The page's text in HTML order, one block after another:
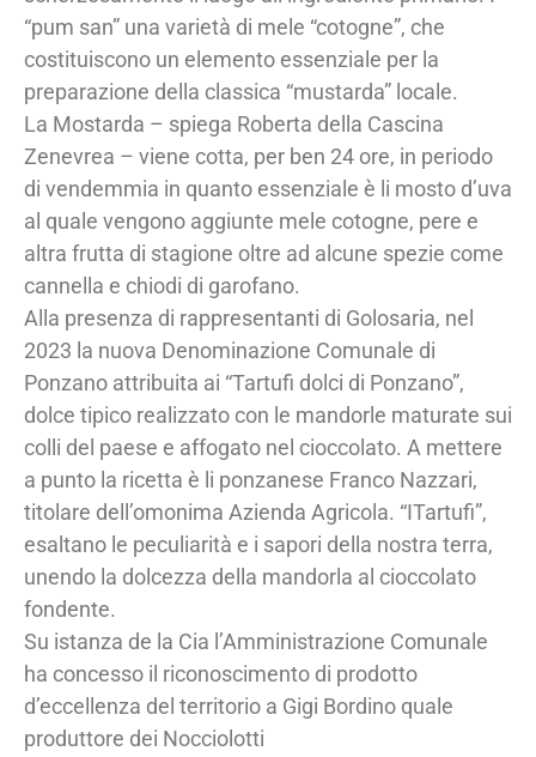
“pum san” una varietà di mele “cotogne”, che
costituiscono un elemento essenziale per la
preparazione della classica “mustarda” locale.
La Mostarda – spiega Roberta della Cascina
Zenevrea – viene cotta, per ben 24 ore, in periodo
di vendemmia in quanto essenziale è li mosto d’uva
al quale vengono aggiunte mele cotogne, pere e
altra frutta di stagione oltre ad alcune spezie come
cannella e chiodi di garofano.
Alla presenza di rappresentanti di Golosaria, nel
2023 la nuova Denominazione Comunale di
Ponzano attribuita ai “Tartufi dolci di Ponzano”,
dolce tipico realizzato con le mandorle maturate sui
colli del paese e affogato nel cioccolato. A mettere
a punto la ricetta è li ponzanese Franco Nazzari,
titolare dell’omonima Azienda Agricola. “ITartufi”,
esaltano le peculiarità e i sapori della nostra terra,
unendo la dolcezza della mandorla al cioccolato
fondente.
Su istanza de la Cia l’Amministrazione Comunale
ha concesso il riconoscimento di prodotto
d’eccellenza del territorio a Gigi Bordino quale
produttore dei Nocciolotti